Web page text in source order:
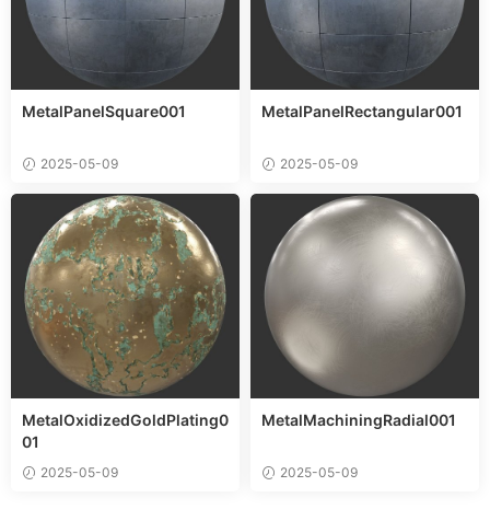
MetalPanelSquare001
2025-05-09
MetalPanelRectangular001
2025-05-09
MetalOxidizedGoldPlating0
01
2025-05-09
MetalMachiningRadial001
2025-05-09